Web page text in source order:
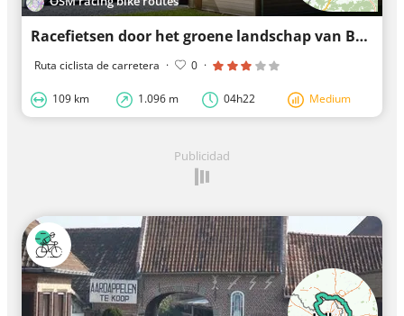
Racefietsen door het groene landschap van Beaumont en Cousolre
Ruta ciclista de carretera · 0 ·
109 km 1.096 m 04h22 Medium
Publicidad